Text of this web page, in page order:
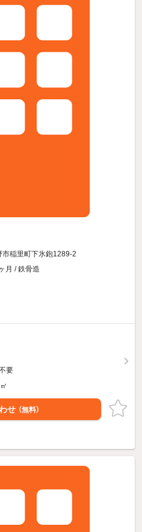
市稲里町下氷鉋1289-2
月 / 鉄骨造
要
せ （無料）